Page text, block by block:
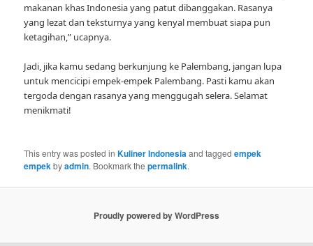
makanan khas Indonesia yang patut dibanggakan. Rasanya
yang lezat dan teksturnya yang kenyal membuat siapa pun
ketagihan,” ucapnya.
Jadi, jika kamu sedang berkunjung ke Palembang, jangan lupa
untuk mencicipi empek-empek Palembang. Pasti kamu akan
tergoda dengan rasanya yang menggugah selera. Selamat
menikmati!
This entry was posted inKuliner Indonesiaand taggedempek
empekbyadmin. Bookmark thepermalink.
Proudly powered by WordPress